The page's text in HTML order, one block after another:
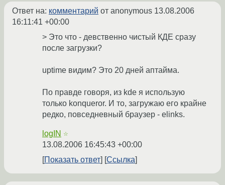
Ответ на: комментарий от anonymous 13.08.2006
16:11:41 +00:00
> Это что - девственно чистый КДЕ сразу
после загрузки?
uptime видим? Это 20 дней аптайма.
По правде говоря, из kde я использую
только konqueror. И то, загружаю его крайне
редко, повседневный браузер - elinks.
logIN ☆
13.08.2006 16:45:43 +00:00
Показать ответ
Ссылка